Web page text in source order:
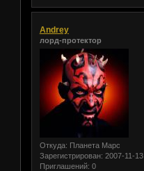
Andrey
лорд-протектор
Откуда: Планета Марс
Зарегистрирован: 2007-11-13
Приглашений: 0